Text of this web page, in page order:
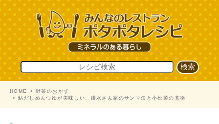
HOME
野菜のおかず
鮎だしめんつゆが美味しい、掛水さん家のサンマ缶と小松菜の煮物